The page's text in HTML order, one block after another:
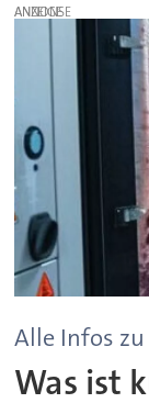
ANZEIGE
Alle Infos
Was ist